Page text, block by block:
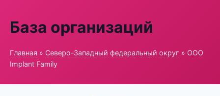
База организаций
Главная » Северо-Западный федеральный округ » ООО
Implant Family